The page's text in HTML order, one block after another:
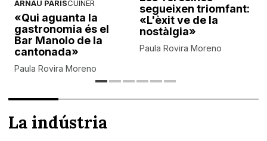
ARNAU PARÍSCUINER
«Qui aguanta la
gastronomia és el
Bar Manolo de la
cantonada»
Paula Rovira Moreno
segueixen triomfant:
«L'èxit ve de la
nostàlgia»
Paula Rovira Moreno
La indústria